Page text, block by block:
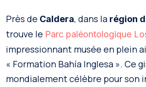
Près de Caldera, dans la région
trouve le Parc paléontologique
impressionnant musée en plein
« Formation Bahía Inglesa ». Ce
mondialement célèbre pour son